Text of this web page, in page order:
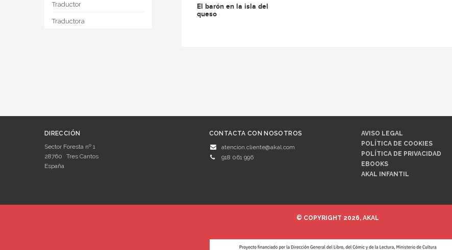
Traductor
Traductora
El barón en la isla del
queso
DIRECCIÓN
Sector Foresta nº 1
28760
Tres Cantos
España
CONTACTA CON NOSOTROS
atencion.cliente@akal.com
918 061 996
AVISO LEGAL
POLÍTICA DE COOKIES
POLÍTICA DE PRIVACIDAD
EBOOKS
AKAL INFANTIL
© COPYRIGHT 2026, AKAL